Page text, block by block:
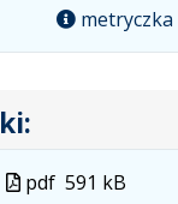
metryczka
Plik
pdf 591 kB